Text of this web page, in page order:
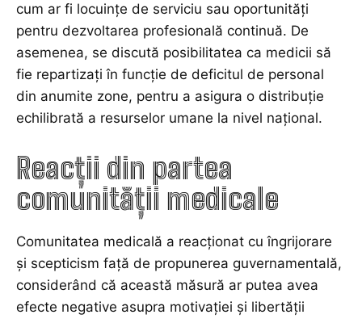
cum ar fi locuințe de serviciu sau oportunități
pentru dezvoltarea profesională continuă. De
asemenea, se discută posibilitatea ca medicii să
fie repartizați în funcție de deficitul de personal
din anumite zone, pentru a asigura o distribuție
echilibrată a resurselor umane la nivel național.
Reacții din partea
comunității medicale
Comunitatea medicală a reacționat cu îngrijorare
și scepticism față de propunerea guvernamentală,
considerând că această măsură ar putea avea
efecte negative asupra motivației și libertății